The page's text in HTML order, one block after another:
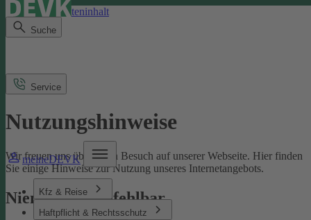
Direkt zum Seiteninhalt
Suche
meineDEVK
Kfz & Reise
Haftpflicht & Rechtsschutz
Service
Nutzungshinweise
Wir freuen uns über Ihren Besuch auf unserer Webseite. Hier finden
Sie einige Hinweise zur Nutzung unseres Internetangebots.
Niemand ist unfehlbar